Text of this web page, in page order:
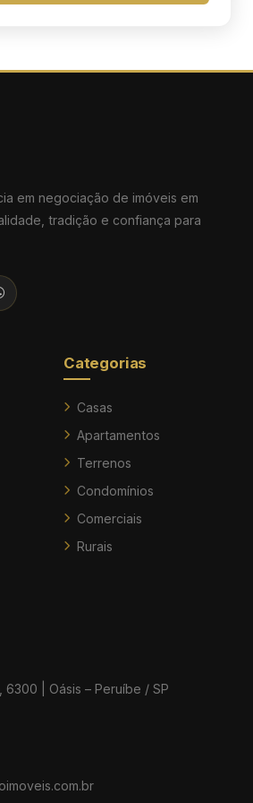
em negociação de imóveis em
tradição e confiança para
Categorias
Casas
Apartamentos
Terrenos
Condomínios
Comerciais
Rurais
6300 | Oásis – Peruíbe / SP